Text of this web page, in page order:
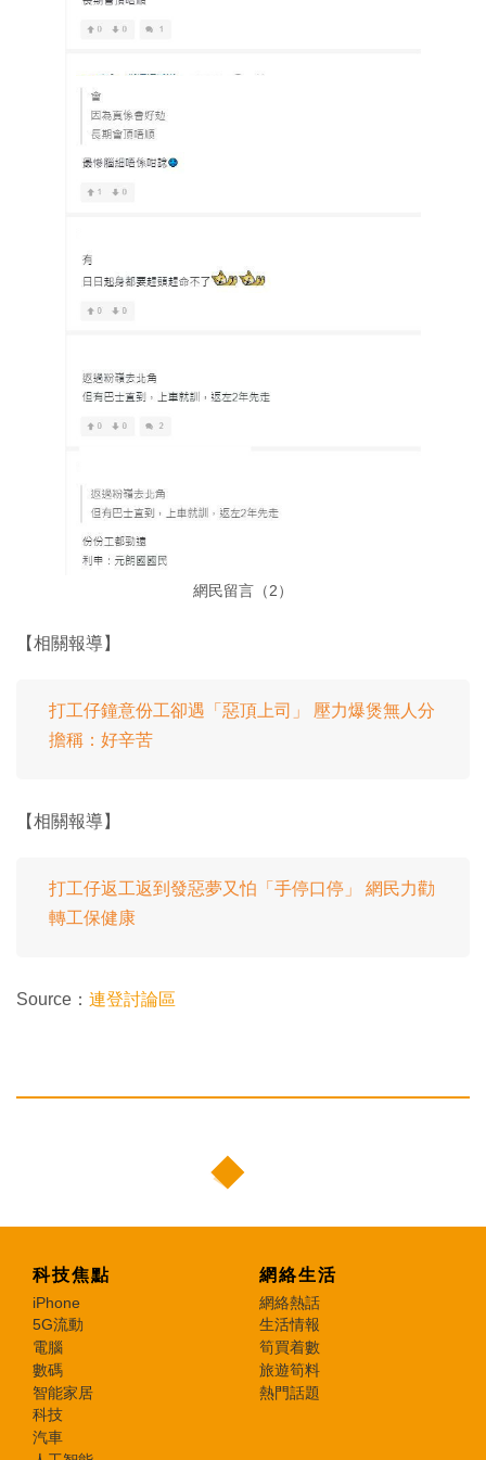
網民留言（2）
【相關報導】
打工仔鐘意份工卻遇「惡頂上司」 壓力爆煲無人分
擔稱：好辛苦
【相關報導】
打工仔返工返到發惡夢又怕「手停口停」 網民力勸
轉工保健康
Source： 連登討論區
科技焦點
iPhone
5G流動
電腦
數碼
智能家居
科技
汽車
網絡生活
網絡熱話
生活情報
筍買着數
旅遊筍料
熱門話題